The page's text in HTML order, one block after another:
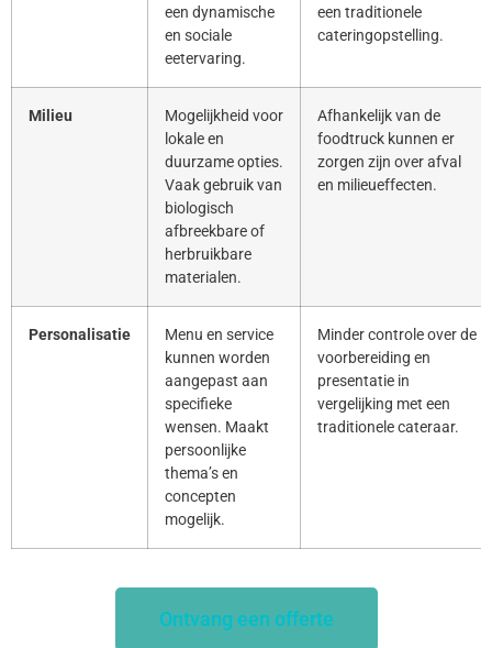
een dynamische
en sociale
eetervaring.
een traditionele
cateringopstelling.
Milieu
Mogelijkheid voor
lokale en
duurzame opties.
Vaak gebruik van
biologisch
afbreekbare of
herbruikbare
materialen.
Afhankelijk van de
foodtruck kunnen er
zorgen zijn over afval
en milieueffecten.
Personalisatie
Menu en service
kunnen worden
aangepast aan
specifieke
wensen. Maakt
persoonlijke
thema’s en
concepten
mogelijk.
Minder controle over de
voorbereiding en
presentatie in
vergelijking met een
traditionele cateraar.
Ontvang een offerte